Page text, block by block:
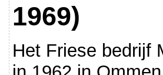
1969)
Het Friese bedrijf